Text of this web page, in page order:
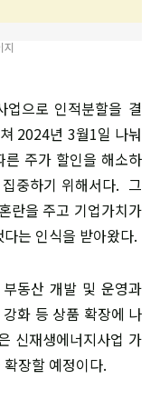
지
으로 인적분할을 결
2024년 3월1일 나눠
주가 할인을 해소하
중하기 위해서다. 그
란을 주고 기업가치가
는 인식을 받아왔다.
동산 개발 및 운영과
화 등 상품 확장에 나
신재생에너지사업 가
장할 예정이다.